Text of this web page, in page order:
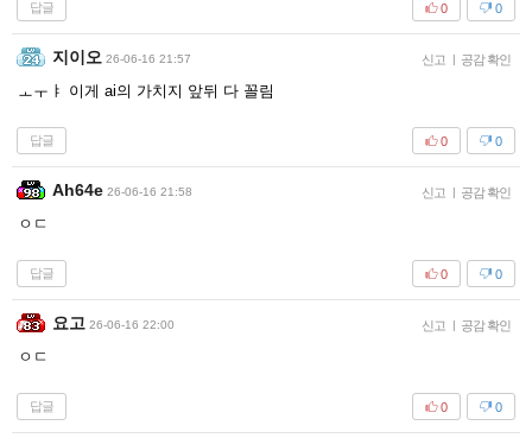
답글 0
0
지이오 26-06-16 21:57 신고 | 공감 확인
ㅗㅜㅑ 이게 ai의 가치지 앞뒤 다 꼴림
답글 0
0
Ah64e 26-06-16 21:58 신고 | 공감 확인
ㅇㄷ
답글 0
0
요고 26-06-16 22:00 신고 | 공감 확인
ㅇㄷ
답글 0
0